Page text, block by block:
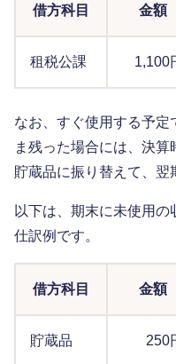
借方科目 金額
租税公課 1,100
なお、すぐ使用する予定
ま残った場合には、決
貯蔵品に振り替えて、翌
以下は、期末に未使用
仕訳例です。
借方科目 金額
貯蔵品 250